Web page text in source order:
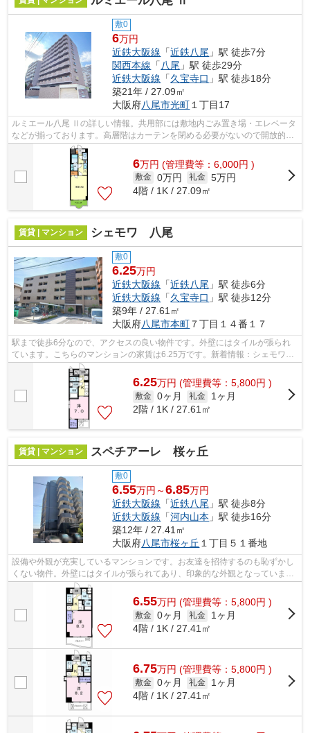
敷0
6万円
近鉄大阪線 「近鉄八尾 」駅 徒歩7分
関西本線 「 八尾 」駅 徒歩29分
近鉄大阪線 「久宝寺口 」駅 徒歩18分
築21年 / 27.09㎡
大阪府八尾市光町 １丁目17
ルミエール八尾 Ⅱの詳しい情報。共用部には敷地内ごみ置き場・エレベータ
などが揃っております。高層階はカーテンを閉める必要がないので開放的に
過ごせます。アクセスの良い徒歩7分の...
6万円 (管理費等：6,000円 )
敷金 0万円 礼金 5万円
4階 / 1K / 27.09㎡
賃貸 | マンション シェモワ 八尾
敷0
6.25万円
近鉄大阪線 「近鉄八尾 」駅 徒歩6分
近鉄大阪線 「久宝寺口 」駅 徒歩12分
築9年 / 27.61㎡
大阪府八尾市本町 ７丁目１４番１７
駅まで徒歩6分なので、アクセスの良い物件です。外壁にはタイルが張られ
ています。こちらのマンションの家賃は6.25万です。新着情報：シェモワ
八尾の空室情報ならコチラ。テム・ホー...
6.25万円 (管理費等：5,800円 )
敷金 0ヶ月 礼金
1ヶ月
2階 / 1K / 27.61㎡
賃貸 | マンション スペチアーレ 桜ヶ丘
敷0
6.55万円～6.85万円
近鉄大阪線 「近鉄八尾 」駅 徒歩8分
近鉄大阪線 「河内山本 」駅 徒歩16分
築12年 / 27.41㎡
大阪府八尾市桜ヶ丘 １丁目５１番地
設備や外観が充実しているマンションです。お友達を招待するのも恥ずかし
くない物件。外壁にはタイルが張られてあり、印象的な外観となっていま
す。家賃10万円以下のマンションをお探...
6.55万円 (管理費等：5,800円 )
敷金 0ヶ月 礼金
1ヶ月
4階 / 1K / 27.41㎡
6.75万円 (管理費等：5,800円 )
敷金 0ヶ月 礼金
1ヶ月
4階 / 1K / 27.41㎡